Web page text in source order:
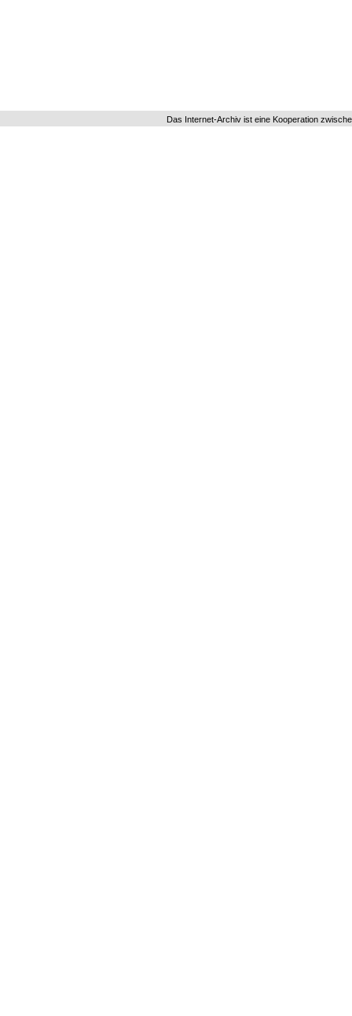
Das Internet-Archiv ist eine Kooperation